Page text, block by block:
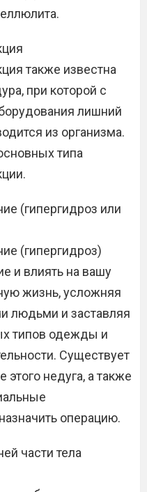
также известна
при которой с
лишний
из организма.
типа
(гипергидроз или
(гипергидроз)
и влиять на вашу
жизнь, усложняя
людьми и заставляя
типов одежды и
Существует
недуга, а также
операцию.
части тела